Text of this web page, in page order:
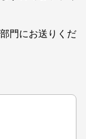
門にお送りくだ